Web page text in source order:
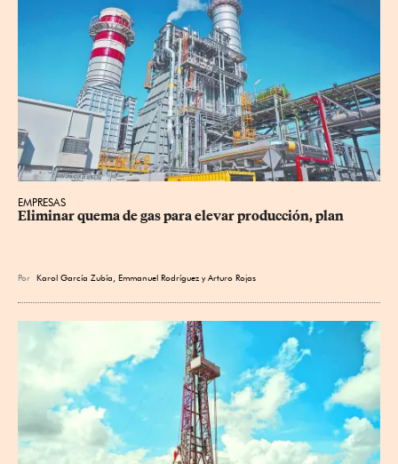
EMPRESAS
Eliminar quema de gas para elevar producción, plan
Por Karol García Zubía Emmanuel Rodríguez yArturo Rojas